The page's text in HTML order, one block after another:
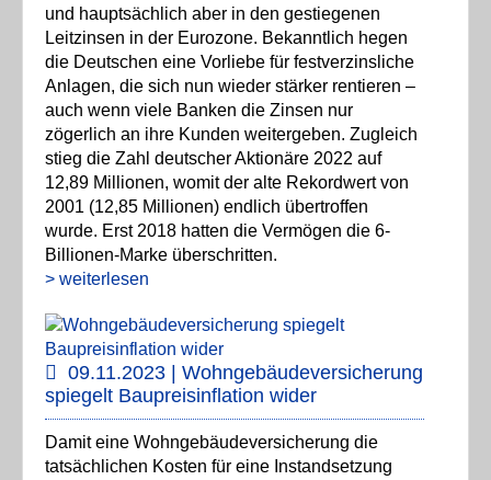
und hauptsächlich aber in den gestiegenen
Leitzinsen in der Eurozone. Bekanntlich hegen
die Deutschen eine Vorliebe für festverzinsliche
Anlagen, die sich nun wieder stärker rentieren –
auch wenn viele Banken die Zinsen nur
zögerlich an ihre Kunden weitergeben. Zugleich
stieg die Zahl deutscher Aktionäre 2022 auf
12,89 Millionen, womit der alte Rekordwert von
2001 (12,85 Millionen) endlich übertroffen
wurde. Erst 2018 hatten die Vermögen die 6-
Billionen-Marke überschritten.
> weiterlesen
09.11.2023 | Wohngebäudeversicherung
spiegelt Baupreisinflation wider
Damit eine Wohngebäudeversicherung die
tatsächlichen Kosten für eine Instandsetzung